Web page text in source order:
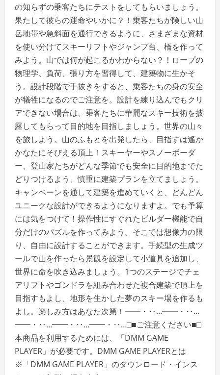
の知らずの乗客たちにテストをしてもらいましょう。
果たして彼らの運命やいかに？！乗客たちが険しい山
岳地帯や急斜面を通行できるように、さまざまな資材
を使い分けてスキーリフトやジャンプ台、橋を作って
みよう。山では何が起こるかわからない？！ロープの
物理学、負荷、張り方を習得して、建築物に生かそ
う。設計段階で手抜きをすると、乗客たちの身の安全
が犠牲になるのでご注意を。設計を練り込んでもクリ
アできない場合は、乗客たちに華麗なスキー技術を披
露してもらって目的地を目指しましょう。世界の山々
を旅しよう。山のふもとを出発したら、目指すは遙か
かなたにそびえる頂上！スキーヤーやスノーボーダ
ー、登山家たちがどんな季節でも安全に目的地までた
どりつけるよう、慎重に建築プランを立てましょう。
キャンペーンを通して建築を進めていくと、どんどん
ユニークな設計ができるようになりますよ。でも予算
には気をつけて！操作性にすぐれたビルダー機能で自
分だけのパズルを作ってみよう。そこでは想像力の限
り、自由に設計することができます。手続型の生成ツ
ールで山を作ったら景観を設定して小道具を追加し、
世界に命を吹き込みましょう。1つのステージでチェ
アリフトやゴンドラを組み合わせた複合建築で頂上を
目指すもよし、地形を生かした夢のスキー場を作るも
よし。楽しみ方はあなた次第！━━・‥…━━・‥…
━━・‥…━━・‥…━━・‥…□■ご注意ください■□
本商品を利用するためには、「DMM GAME
PLAYER」が必要です。DMM GAME PLAYERとは
※「DMM GAME PLAYER」のダウンロード・インス